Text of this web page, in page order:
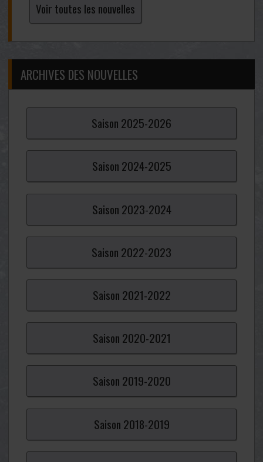
Voir toutes les nouvelles
ARCHIVES DES NOUVELLES
Saison 2025-2026
Saison 2024-2025
Saison 2023-2024
Saison 2022-2023
Saison 2021-2022
Saison 2020-2021
Saison 2019-2020
Saison 2018-2019